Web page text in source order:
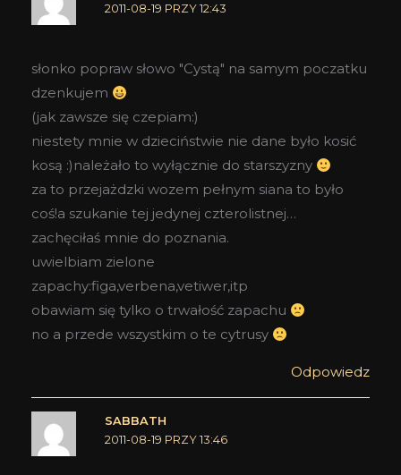
2011-08-19 PRZY 12:43
słonko popraw słowo "Cystą" na samym poczatku
dzenkujem
(jak zawsze się czepiam:)
niestety mnie w dzieciństwie nie dane było kosić
kosą :)należało to wyłącznie do starszyzny
za to przejażdzki wozem pełnym siana to było
coś!a szukanie tej jedynej czterolistnej…
zachęciłaś mnie do poznania.
uwielbiam zielone
zapachy:figa,verbena,vetiwer,itp
obawiam się tylko o trwałość zapachu
no a przede wszystkim o te cytrusy
Odpowiedz
SABBATH
2011-08-19 PRZY 13:46